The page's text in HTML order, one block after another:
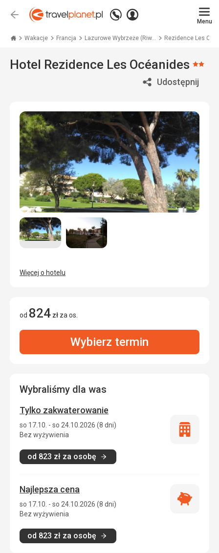
Wstecz
Zadzwoń
+48
771
Zaloguj
Menu
Wakacje Francja Lazurowe Wybrzeże (Riw... Rezidence Les
Hotel Rezidence Les Océanides
2/5
Udostępnij
Więcej o hotelu
od 824 zł za os.
Wybierz termin
Wybraliśmy dla was
Tylko zakwaterowanie
so 17.10. - so 24.10.2026 (8 dni)
Bez wyżywienia
od 823 zł za osobę
Tylko
Najlepsza cena
so 17.10. - so 24.10.2026 (8 dni)
Bez wyżywienia
od 823 zł za osobę
Najlepsza